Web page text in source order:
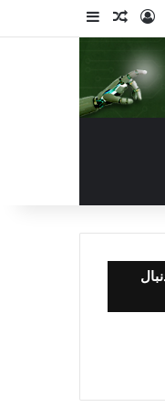
ورودنوشته تصادفی
سایدبار